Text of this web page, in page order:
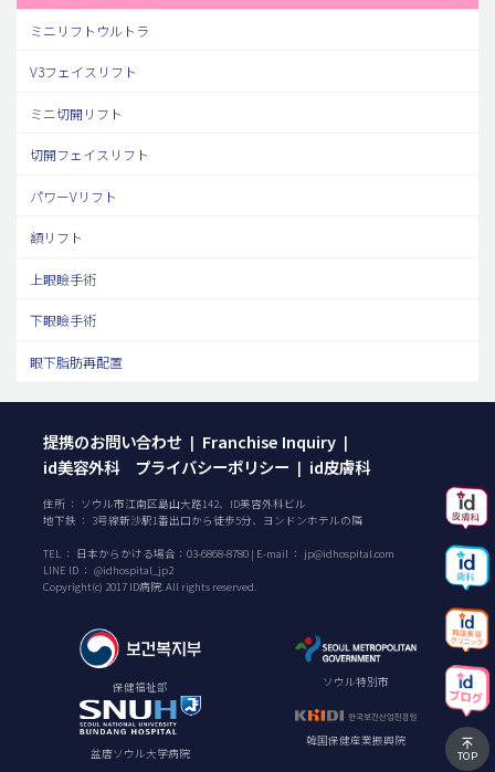
ミニリフトウルトラ
V3フェイスリフト
ミニ切開リフト
切開フェイスリフト
パワーVリフト
額リフト
上眼瞼手術
下眼瞼手術
眼下脂肪再配置
提携のお問い合わせ | Franchise Inquiry |
id美容外科 プライバシーポリシー | id皮膚科
住所 ： ソウル市江南区島山大路142、ID美容外科ビル
地下鉄 ： 3号線新沙駅1番出口から徒歩5分、ヨンドンホテルの隣
TEL ： 日本からかける場合： 03-6868-8780 | E-mail ： jp@idhospital.com
LINE ID ： @idhospital_jp2
Copyright(c) 2017 ID病院. All rights reserved.
保健福祉部 ソウル特別市
盆唐ソウル大学病院
韓国保健産業振興院
TOP